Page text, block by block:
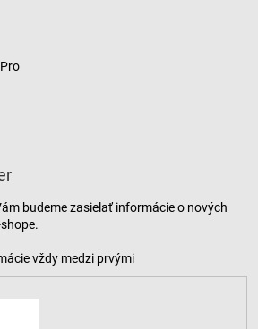
budeme zasielať informácie o nových